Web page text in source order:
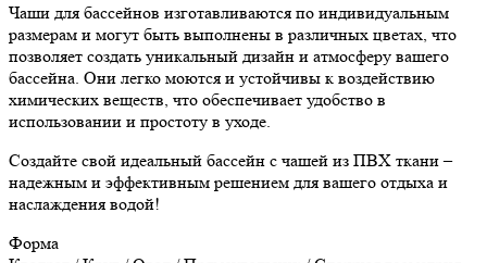
Чаши для бассейнов изготавливаются по индивидуальным
размерам и могут быть выполнены в различных цветах, что
позволяет создать уникальный дизайн и атмосферу вашего
бассейна. Они легко моются и устойчивы к воздействию
химических веществ, что обеспечивает удобство в
использовании и простоту в уходе.
Создайте свой идеальный бассейн с чашей из ПВХ ткани –
надежным и эффективным решением для вашего отдыха и
наслаждения водой!
Форма